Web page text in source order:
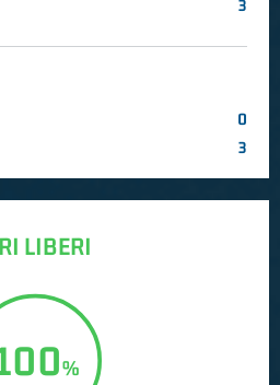
3
0
3
LIBERI